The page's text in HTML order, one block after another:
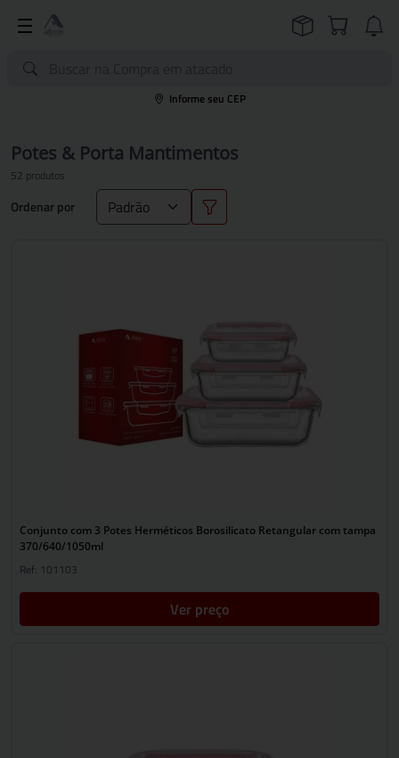
Informe seu CEP
Potes & Porta Mantimentos
52 produtos
Ordenar por
Conjunto com 3 Potes Herméticos Borosilicato Retangular com tampa
370/640/1050ml
Ref: 101103
Ver preço